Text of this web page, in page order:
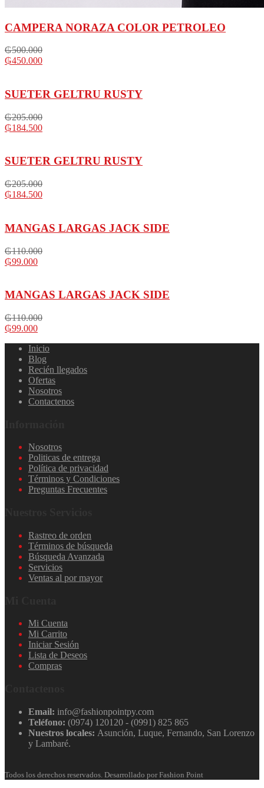
CAMPERA NORAZA COLOR PETROLEO
₲500.000
₲450.000
SUETER GELTRU RUSTY
₲205.000
₲184.500
SUETER GELTRU RUSTY
₲205.000
₲184.500
MANGAS LARGAS JACK SIDE
₲110.000
₲99.000
MANGAS LARGAS JACK SIDE
₲110.000
₲99.000
Inicio
Blog
Recién llegados
Ofertas
Nosotros
Contactenos
Nosotros
Politicas de entrega
Política de privacidad
Términos y Condiciones
Preguntas Frecuentes
Rastreo de orden
Términos de búsqueda
Búsqueda Avanzada
Servicios
Ventas al por mayor
Mi Cuenta
Mi Carrito
Iniciar Sesión
Lista de Deseos
Compras
Email: info@fashionpointpy.com
Teléfono: (0974) 120120 - (0991) 825 865
Nuestros locales: Asunción, Luque, Fernando, San Lorenzo
y Lambaré.
Todos los derechos reservados. Desarrollado por Fashion Point